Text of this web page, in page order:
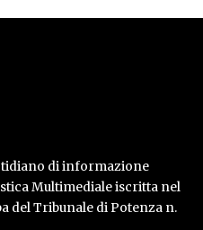
di informazione
Multimediale iscritta nel
del Tribunale di Potenza n.